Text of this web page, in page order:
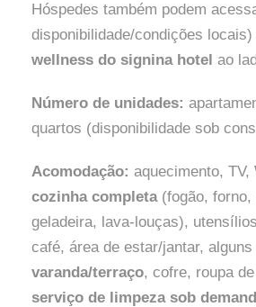
Hóspedes também podem
disponibilidade/condições locais)
wellness do signina hotel ao
Número de unidades:
quartos (disponibilidade sob
Acomodação: aquecimento,
cozinha completa(fogão, forno,
geladeira, lava-louças),
café, área de estar/jantar, alguns
varanda/terraço, cofre, roupa
serviço de limpeza sob